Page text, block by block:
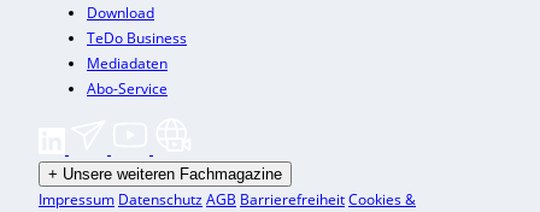
Download
TeDo Business
Mediadaten
Abo-Service
+ Unsere weiteren Fachmagazine
Impressum DatenschutzAGB BarrierefreiheitCookies &